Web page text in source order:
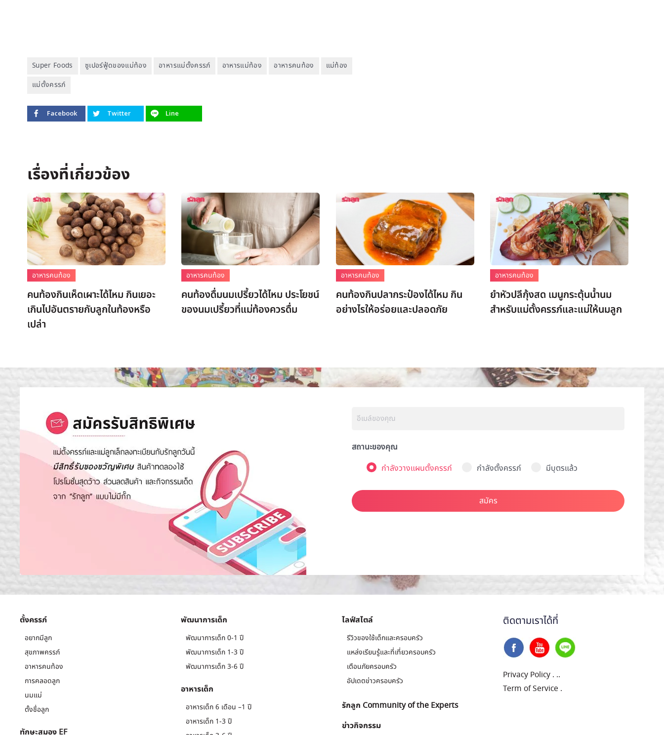
Super Foods ซูเปอร์ฟู้ดของแม่ท้อง อาหารแม่ตั้งครรภ์ อาหารแม่ท้อง อาหารคนท้อง
แม่ท้อง
แม่ตั้งครรภ์
Facebook Twitter Line
อาหารคนท้อง
คนท้องกินเห็ดเผาะได้ไหม กินเยอะ
เกินไปอันตรายกับลูกในท้องหรือ
เปล่า
อาหารคนท้อง
คนท้องดื่มนมเปรี้ยวได้ไหม ประโยชน์
ของนมเปรี้ยวที่แม่ท้องควรดื่ม
อาหารคนท้อง
คนท้องกินปลากระป๋องได้ไหม กิน
อย่างไรให้อร่อยและปลอดภัย
อาหารคนท้อง
ยำหัวปลีกุ้งสด เมนูกระตุ้นน้ำนม
สำหรับแม่ตั้งครรภ์และแม่ให้นมลูก
สถานะของคุณ
กำลังวางแผนตั้งครรภ์
กำลังตั้งครรภ์ มีบุตรแล้ว
สมัคร
ตั้งครรภ์
อยากมีลูก
สุขภาพครรภ์
อาหารคนท้อง
การคลอดลูก
นมแม่
ตั้งชื่อลูก
ทักษะสมอง EF
พัฒนาการเด็ก
พัฒนาการเด็ก 0-1 ปี
พัฒนาการเด็ก 1-3 ปี
พัฒนาการเด็ก 3-6 ปี
อาหารเด็ก
อาหารเด็ก 6 เดือน –1 ปี
อาหารเด็ก 1-3 ปี
ไลฟ์สไตล์
รีวิวของใช้เด็กและครอบครัว
แหล่งเรียนรู้และที่เที่ยวครอบครัว
เตือนภัยครอบครัว
อัปเดตข่าวครอบครัว
รักลูก Community of the Experts
ข่าวกิจกรรม
ติดตามเราได้ที่
Privacy Policy . ..
Term of Service .